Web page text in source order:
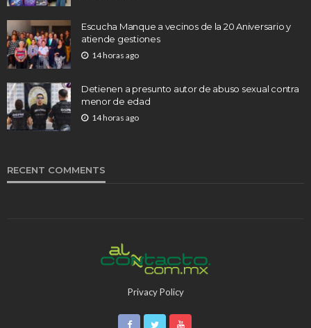
Escucha Manque a vecinos de la 20 Aniversario y
atiende gestiones
14 horas ago
Detienen a presunto autor de abuso sexual contra
menor de edad
14 horas ago
RECENT COMMENTS
Privacy Policy